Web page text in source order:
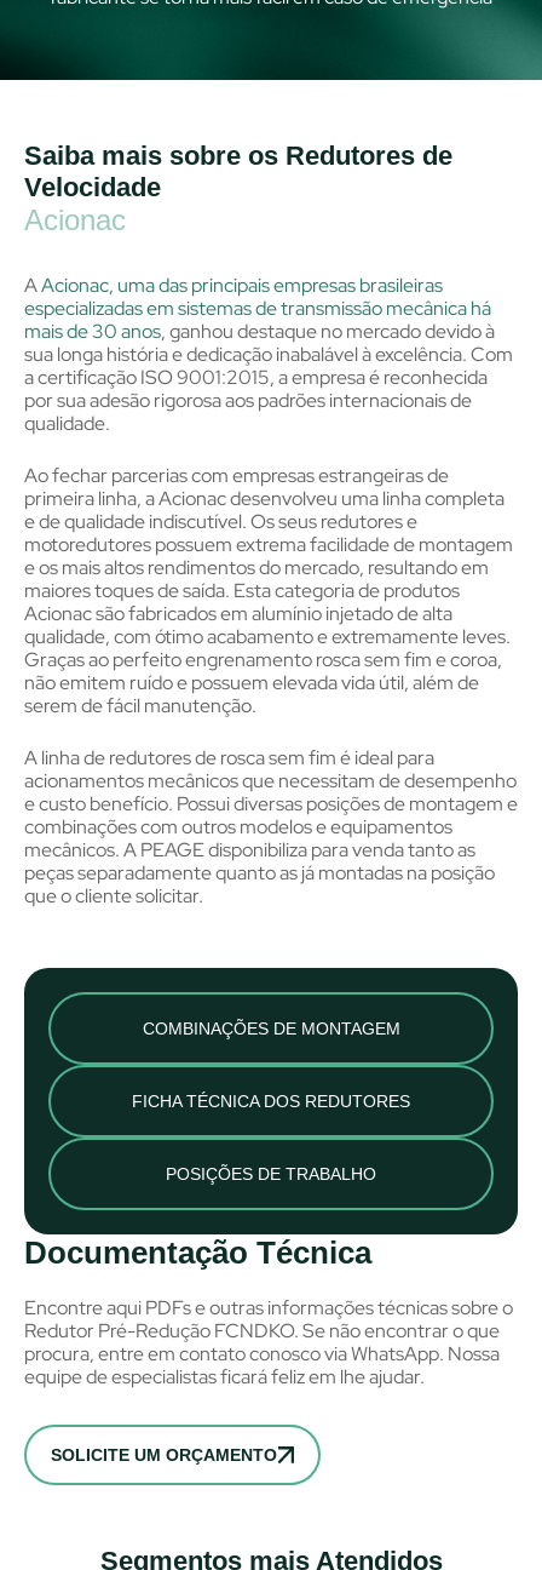
Saiba mais sobre os Redutores de
Velocidade
Acionac
AAcionac, uma das principais empresas brasileiras
especializadas em sistemas de transmissão mecânica há
mais de 30 anos, ganhou destaque no mercado devido à
sua longa história e dedicação inabalável à excelência. Com
a certificação ISO 9001:2015, a empresa é reconhecida
por sua adesão rigorosa aos padrões internacionais de
qualidade.
Ao fechar parcerias com empresas estrangeiras de
primeira linha, a Acionac desenvolveu uma linha completa
e de qualidade indiscutível. Os seus redutores e
motoredutores possuem extrema facilidade de montagem
e os mais altos rendimentos do mercado, resultando em
maiores toques de saída. Esta categoria de produtos
Acionac são fabricados em alumínio injetado de alta
qualidade, com ótimo acabamento e extremamente leves.
Graças ao perfeito engrenamento rosca sem fim e coroa,
não emitem ruído e possuem elevada vida útil, além de
serem de fácil manutenção.
A linha de redutores de rosca sem fim é ideal para
acionamentos mecânicos que necessitam de desempenho
e custo benefício. Possui diversas posições de montagem e
combinações com outros modelos e equipamentos
mecânicos. A PEAGE disponibiliza para venda tanto as
peças separadamente quanto as já montadas na posição
que o cliente solicitar.
COMBINAÇÕES DE MONTAGEM
FICHA TÉCNICA DOS REDUTORES
POSIÇÕES DE TRABALHO
Documentação Técnica
Encontre aqui PDFs e outras informações técnicas sobre o
Redutor Pré-Redução FCNDKO. Se não encontrar o que
procura, entre em contato conosco via WhatsApp. Nossa
equipe de especialistas ficará feliz em lhe ajudar.
SOLICITE UM ORÇAMENTO
Segmentos mais Atendidos